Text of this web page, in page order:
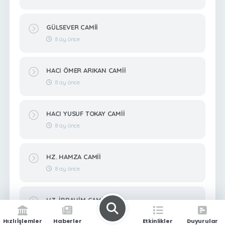
GÜLSEVER CAMİİ
8 ay önce
HACI ÖMER ARIKAN CAMİİ
8 ay önce
HACI YUSUF TOKAY CAMİİ
8 ay önce
HZ. HAMZA CAMİİ
8 ay önce
HZ. İBRAHİM CAMİİ
8 ay önce
Hızlı İşlemler Haberler Etkinlikler Duyurular